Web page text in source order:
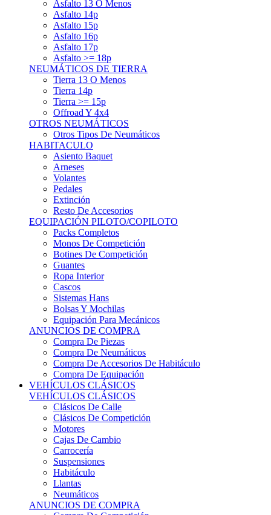
Asfalto 13 O Menos
Asfalto 14p
Asfalto 15p
Asfalto 16p
Asfalto 17p
Asfalto >= 18p
NEUMÁTICOS DE TIERRA
Tierra 13 O Menos
Tierra 14p
Tierra >= 15p
Offroad Y 4x4
OTROS NEUMÁTICOS
Otros Tipos De Neumáticos
HABITACULO
Asiento Baquet
Arneses
Volantes
Pedales
Extinción
Resto De Accesorios
EQUIPACIÓN PILOTO/COPILOTO
Packs Completos
Monos De Competición
Botines De Competición
Guantes
Ropa Interior
Cascos
Sistemas Hans
Bolsas Y Mochilas
Equipación Para Mecánicos
ANUNCIOS DE COMPRA
Compra De Piezas
Compra De Neumáticos
Compra De Accesorios De Habitáculo
Compra De Equipación
VEHÍCULOS CLÁSICOS
VEHÍCULOS CLÁSICOS
Clásicos De Calle
Clásicos De Competición
Motores
Cajas De Cambio
Carrocería
Suspensiones
Habitáculo
Llantas
Neumáticos
ANUNCIOS DE COMPRA